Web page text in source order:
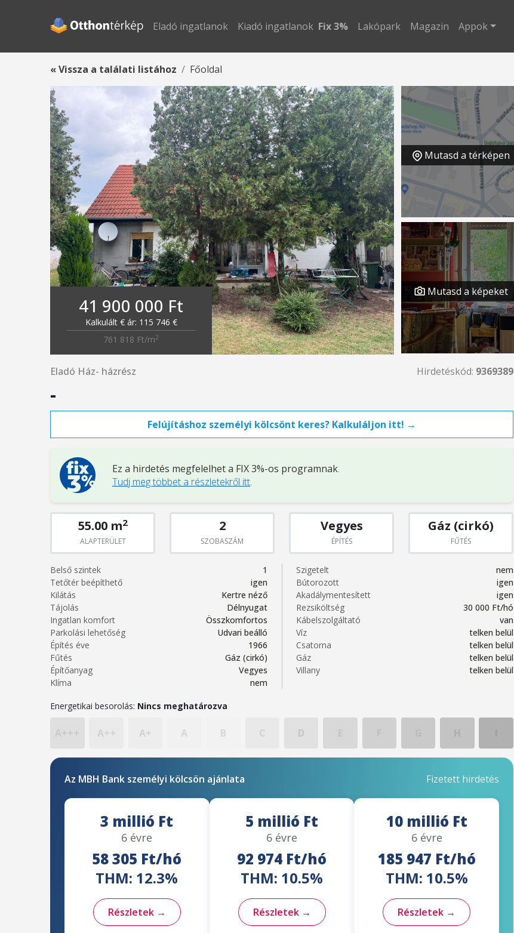
Eladó ingatlanok Kiadó ingatlanok Fix 3% Lakópark Magazin Appok
« Vissza a találati listához Főoldal
41 900 000 Ft
Kalkulált € ár: 115 746 €
761 818 Ft/m2
Mutasd a térképen
Mutasd a képeket
Eladó Ház- házrész Hirdetéskód: 9369389
-
Felújításhoz személyi kölcsönt keres? Kalkuláljon itt! →
Ez a hirdetés megfelelhet a FIX 3%-os programnak.
Tudj meg többet a részletekről itt.
55.00 m2
ALAPTERÜLET
2
SZOBASZÁM
Vegyes
ÉPÍTÉS
Gáz (cirkó)
FŰTÉS
Belső szintek
1
Tetőtér beépíthető
igen
Kilátás
Kertre néző
Tájolás
Délnyugat
Ingatlan komfort
Összkomfortos
Parkolási lehetőség
Udvari beálló
Építés éve
1966
Fűtés
Gáz (cirkó)
Építőanyag
Vegyes
Klíma
nem
Szigetelt
nem
Bútorozott
igen
Akadálymentesített
igen
Rezsiköltség
30 000 Ft/hó
Kábelszolgáltató
van
Víz
telken belül
Csatorna
telken belül
Gáz
telken belül
Villany
telken belül
Energetikai besorolás: Nincs meghatározva
A++ A+ A B C D
Az MBH Bank személyi kölcsön ajánlata Fizetett hirdetés
3 millió Ft
6 évre
58 305 Ft/hó
THM: 12.3%
Részletek →
5 millió Ft
6 évre
92 974 Ft/hó
THM: 10.5%
Részletek →
10 millió Ft
6 évre
185 947 Ft/hó
THM: 10.5%
Részletek →